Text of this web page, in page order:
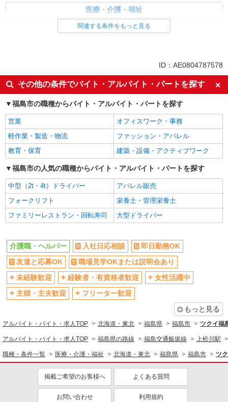
医療・介護・福祉
副業・WワークOK
交通費支給
社会保険あり
産休・育休取得実績あり
社員登用あり
関連する条件をもっと見る
ID：AE0804787578
その他の条件でバイト・アルバイト・パートを探す
福島市の職種からバイト・アルバイト・パートを探す
営業
オフィスワーク・事務
軽作業・製造・物流
ファッション・アパレル
教育・保育
建築・設備・アクティブワーク
福島市の人気の職種からバイト・アルバイト・パートを探す
中型（2t・4t）ドライバー
アパレル販売
フォークリフト
栄養士・管理栄養士
ファミリーレストラン・回転寿司
大型ドライバー
介護職・ヘルパー 入社日応相談
即日勤務OK
友達と応募OK
職場見学OKまたは説明会あり
未経験歓迎
経験者・有資格者歓迎
女性活躍中
主婦・主夫歓迎
フリーター歓迎
もっと見る
アルバイト・バイト・求人TOP 北海道・東北 福島県 福島市 ツクイ福
アルバイト・バイト・求人TOP 福島県の路線 福島交通飯坂線 上松川駅
職種・条件一覧 医療・介護・福祉 北海道・東北 福島県 福島市 ツ
掲載ご希望のお客様へ よくある質問
お問い合わせ 利用規約